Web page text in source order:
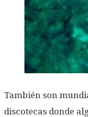
También son
discotecas donde